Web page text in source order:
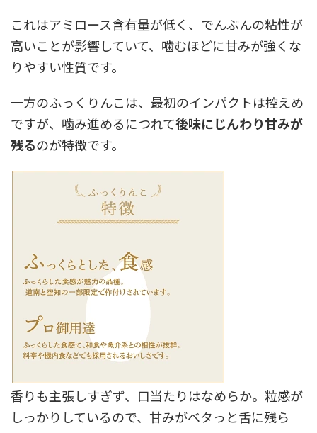
これはアミロース含有量が低く、でんぷんの粘性が
高いことが影響していて、噛むほどに甘みが強くな
りやすい性質です。
一方のふっくりんこは、最初のインパクトは控えめ
ですが、噛み進めるにつれて後味にじんわり甘みが
残るのが特徴です。
香りも主張しすぎず、口当たりはなめらか。粒感が
しっかりしているので、甘みがベタっと舌に残ら